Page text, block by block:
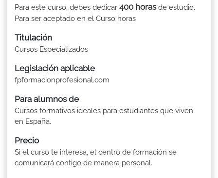
Para este curso, debes dedicar 400 horasde estudio.
Para ser aceptado en el Curso horas
Titulación
Cursos Especializados
Legislación aplicable
fpformacionprofesional.com
Para alumnos de
Cursos formativos ideales para estudiantes que viven
en España.
Precio
Si el curso te interesa, el centro de formación se
comunicará contigo de manera personal.